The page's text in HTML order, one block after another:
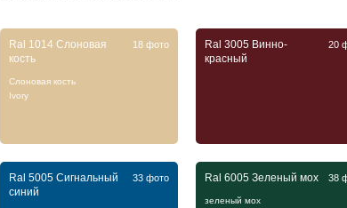
Ral 1014 Слоновая
кость
18 фото
Слоновая кость
Ivory
Ral 3005 Винно-
красный
20
Ral 5005 Сигнальный
синий
33 фото Ral 6005 Зеленый мох 38
зеленый мох